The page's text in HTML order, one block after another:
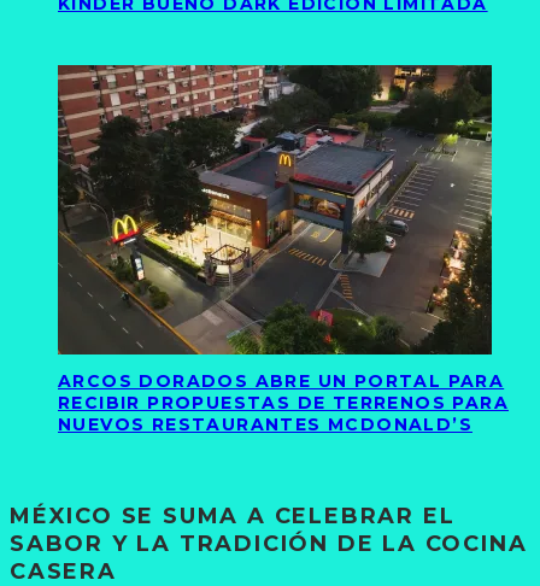
ARCOS DORADOS ABRE UN PORTAL PARA
RECIBIR PROPUESTAS DE TERRENOS PARA
NUEVOS RESTAURANTES MCDONALD’S
MÉXICO SE SUMA A CELEBRAR EL
SABOR Y LA TRADICIÓN DE LA COCINA
CASERA